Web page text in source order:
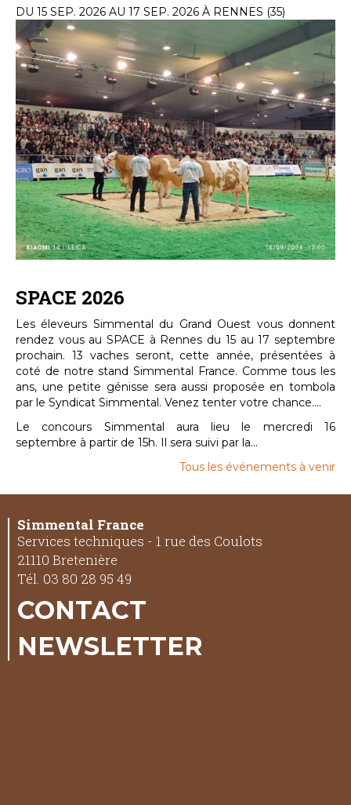
DU 15 SEP. 2026 AU 17 SEP. 2026 À RENNES (35)
SPACE 2026
Les éleveurs Simmental du Grand Ouest vous donnent
rendez vous au SPACE à Rennes du 15 au 17 septembre
prochain. 13 vaches seront, cette année, présentées à
coté de notre stand Simmental France. Comme tous les
ans, une petite génisse sera aussi proposée en tombola
par le Syndicat Simmental. Venez tenter votre chance....
Le concours Simmental aura lieu le mercredi 16
septembre à partir de 15h. Il sera suivi par la...
Tous les événements à venir
Simmental France
Services techniques - 1 rue des Coulots
21110 Bretenière
Tél. 03 80 28 95 49
CONTACT
NEWSLETTER